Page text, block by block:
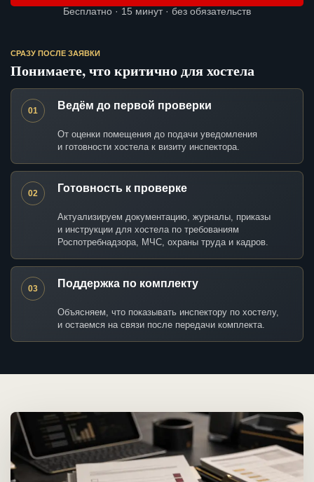
Бесплатно · 15 минут · без обязательств
СРАЗУ ПОСЛЕ ЗАЯВКИ
Понимаете, что критично для хостела
01 Ведём до первой проверки
От оценки помещения до подачи уведомления
и готовности хостела к визиту инспектора.
02 Готовность к проверке
Актуализируем документацию, журналы, приказы
и инструкции для хостела по требованиям
Роспотребнадзора, МЧС, охраны труда и кадров.
03 Поддержка по комплекту
Объясняем, что показывать инспектору по хостелу,
и остаемся на связи после передачи комплекта.